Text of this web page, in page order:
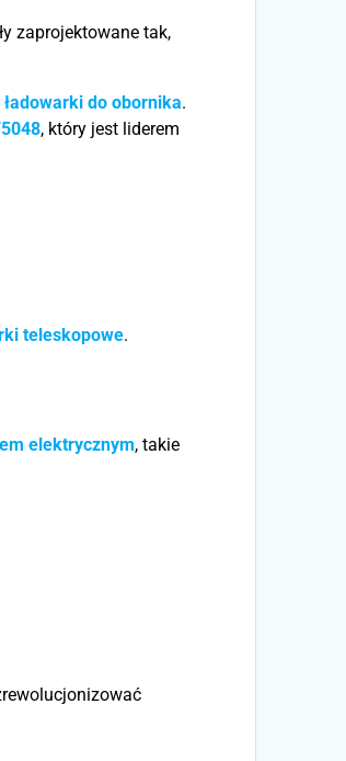
zaprojektowane tak,
ładowarki do obornika.
, który jest liderem
teleskopowe.
elektrycznym, takie